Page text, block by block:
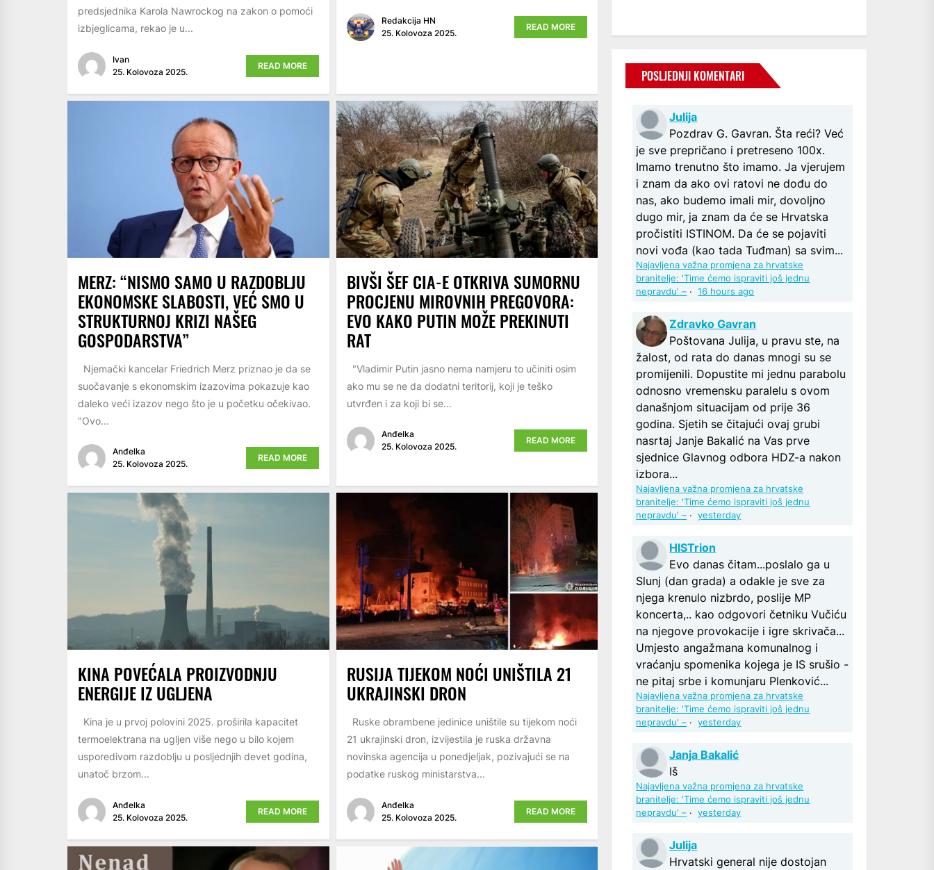
predsjednika Karola Nawrockog na zakon o pomoći
izbjeglicama, rekao je u...
Ivan
25. Kolovoza 2025.
READ MORE
Redakcija HN
25. Kolovoza 2025.
READ MORE
MERZ: “NISMO SAMO U RAZDOBLJU
EKONOMSKE SLABOSTI, VEĆ SMO U
STRUKTURNOJ KRIZI NAŠEG
GOSPODARSTVA”
Njemački kancelar Friedrich Merz priznao je da se
suočavanje s ekonomskim izazovima pokazuje kao
daleko veći izazov nego što je u početku očekivao.
"Ovo...
Anđelka
25. Kolovoza 2025.
READ MORE
BIVŠI ŠEF CIA-E OTKRIVA SUMORNU
PROCJENU MIROVNIH PREGOVORA:
EVO KAKO PUTIN MOŽE PREKINUTI
RAT
"Vladimir Putin jasno nema namjeru to učiniti osim
ako mu se ne da dodatni teritorij, koji je teško
utvrđen i za koji bi se...
Anđelka
25. Kolovoza 2025.
READ MORE
KINA POVEĆALA PROIZVODNJU
ENERGIJE IZ UGLJENA
Kina je u prvoj polovini 2025. proširila kapacitet
termoelektrana na ugljen više nego u bilo kojem
usporedivom razdoblju u posljednjih devet godina,
unatoč brzom...
Anđelka
25. Kolovoza 2025.
READ MORE
RUSIJA TIJEKOM NOĆI UNIŠTILA 21
UKRAJINSKI DRON
Ruske obrambene jedinice uništile su tijekom noći
21 ukrajinski dron, izvijestila je ruska državna
novinska agencija u ponedjeljak, pozivajući se na
podatke ruskog ministarstva...
Anđelka
25. Kolovoza 2025.
READ MORE
POSLJEDNJI KOMENTARI
Julija
Pozdrav G. Gavran. Šta reći? Već
je sve prepričano i pretreseno 100x.
Imamo trenutno što imamo. Ja vjerujem
i znam da ako ovi ratovi ne dođu do
nas, ako budemo imali mir, dovoljno
dugo mir, ja znam da će se Hrvatska
pročistiti ISTINOM. Da će se pojaviti
novi vođa (kao tada Tuđman) sa svim...
Najavljena važna promjena za hrvatske
branitelje: 'Time ćemo ispraviti još jednu
nepravdu' – ·16 hours ago
Zdravko Gavran
Poštovana Julija, u pravu ste, na
žalost, od rata do danas mnogi su se
promijenili. Dopustite mi jednu parabolu
odnosno vremensku paralelu s ovom
današnjom situacijam od prije 36
godina. Sjetih se čitajući ovaj grubi
nasrtaj Janje Bakalić na Vas prve
sjednice Glavnog odbora HDZ-a nakon
izbora...
Najavljena važna promjena za hrvatske
branitelje: 'Time ćemo ispraviti još jednu
nepravdu' – ·yesterday
HISTrion
Evo danas čitam...poslalo ga u
Slunj (dan grada) a odakle je sve za
njega krenulo nizbrdo, poslije MP
koncerta,.. kao odgovori četniku Vučiću
na njegove provokacije i igre skrivača...
Umjesto angažmana komunalnog i
vraćanju spomenika kojega je IS srušio -
ne pitaj srbe i komunjaru Plenković...
Najavljena važna promjena za hrvatske
branitelje: 'Time ćemo ispraviti još jednu
nepravdu' – ·yesterday
Janja Bakalić
Iš
Najavljena važna promjena za hrvatske
branitelje: 'Time ćemo ispraviti još jednu
nepravdu' – ·yesterday
Julija
Hrvatski general nije dostojan